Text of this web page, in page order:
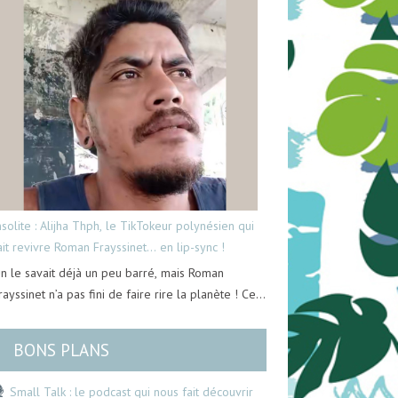
: Alijha Thph, le TikTokeur polynésien qui
revivre Roman Frayssinet… en lip-sync !
le savait déjà un peu barré, mais Roman
n’a pas fini de faire rire la planète ! Ce…
BONS PLANS
Small Talk : le podcast qui nous fait découvrir